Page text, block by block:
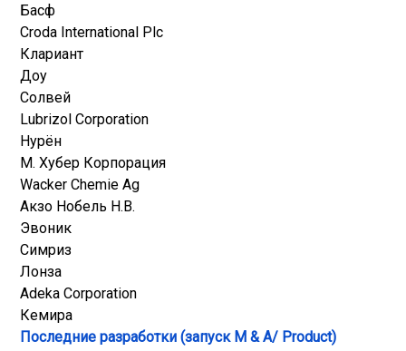
Басф
Croda International Plc
Клариант
Доу
Солвей
Lubrizol Corporation
Нурён
М. Хубер Корпорация
Wacker Chemie Ag
Акзо Нобель Н.В.
Эвоник
Симриз
Лонза
Adeka Corporation
Кемира
Последние разработки (запуск M & A/ Product)